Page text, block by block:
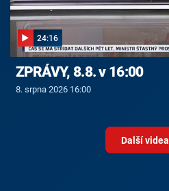
24:16
ZPRÁVY, 8.8. v 16:00
8. srpna 2026 16:00
Další videa